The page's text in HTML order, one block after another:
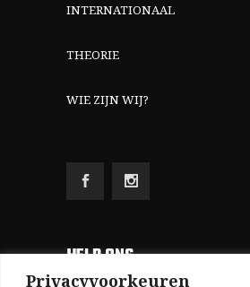
Privacyvoorkeuren
INTERNATIONAAL
THEORIE
WIE ZIJN WIJ?
HELP ONS